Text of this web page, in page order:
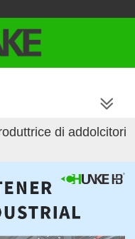
di addolcitori